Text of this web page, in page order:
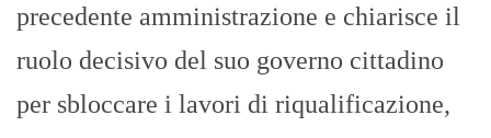
precedente amministrazione e chiarisce il
ruolo decisivo del suo governo cittadino
per sbloccare i lavori di riqualificazione,